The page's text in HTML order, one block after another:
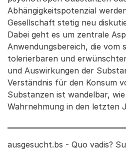
Abhängigkeitspotenzial
Gesellschaft stetig neu
Dabei geht es um zentrale
Anwendungsbereich, die vom
tolerierbaren und
und Auswirkungen der
Verständnis für den Konsum
Substanzen ist wandelbar,
Wahrnehmung in den letzten
ausgesucht.bs - Quo vadis?